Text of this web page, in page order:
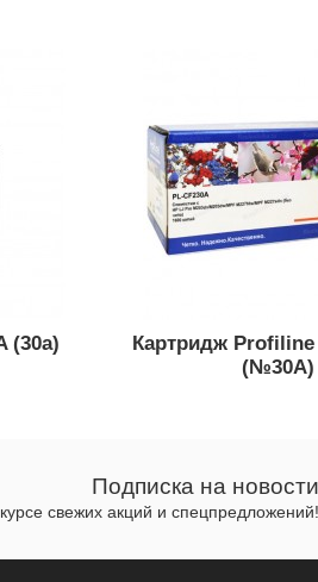
(30a)
Картридж Profiline
(№30A)
Подписка на новости
свежих акций и спецпредложений!